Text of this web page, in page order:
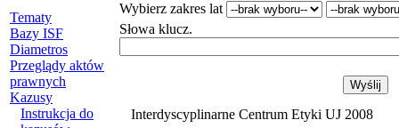
Tematy
Bazy ISF
Diametros
Przeglądy aktów
prawnych
Kazusy
Instrukcja do
Wybierz zakres lat
Słowa klucz.
Interdyscyplinarne Centrum Etyki UJ 2008